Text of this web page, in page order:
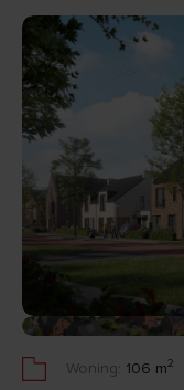
Woning: 106 m2